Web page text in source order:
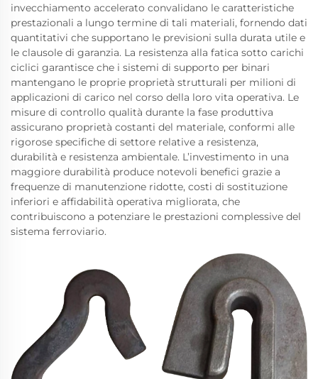
invecchiamento accelerato convalidano le caratteristiche
prestazionali a lungo termine di tali materiali, fornendo dati
quantitativi che supportano le previsioni sulla durata utile e
le clausole di garanzia. La resistenza alla fatica sotto carichi
ciclici garantisce che i sistemi di supporto per binari
mantengano le proprie proprietà strutturali per milioni di
applicazioni di carico nel corso della loro vita operativa. Le
misure di controllo qualità durante la fase produttiva
assicurano proprietà costanti del materiale, conformi alle
rigorose specifiche di settore relative a resistenza,
durabilità e resistenza ambientale. L’investimento in una
maggiore durabilità produce notevoli benefici grazie a
frequenze di manutenzione ridotte, costi di sostituzione
inferiori e affidabilità operativa migliorata, che
contribuiscono a potenziare le prestazioni complessive del
sistema ferroviario.